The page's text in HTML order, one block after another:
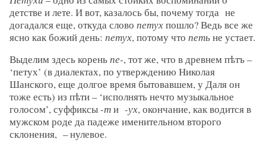
детстве и лете. И вот, казалось бы, почему тогда не
догадался еще, откуда словопетухпошло? Ведь все же
ясно как божий день:петух, потому чтопетьне устает.
Выделим здесь кореньпе-, тот же, что в древнем пѣтъ –
‘петух’ (в диалектах, по утверждению Николая
Шанского, еще долгое время бытовавшем, у Даля он
тоже есть) из пѣти – ‘исполнять нечто музыкальное
голосом’, суффиксы -ти -ух, окончание, как водится в
мужском роде да падеже именительном второго
склонения, – нулевое.